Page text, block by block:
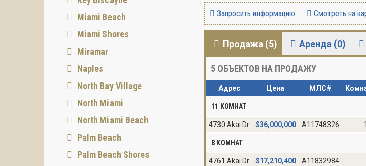
Запросить информацию Смотреть на
Продажа (5) Аренда (0)
5 ОБЪЕКТОВ НА ПРОДАЖУ
Адрес Цена МЛС#
11 КОМНАТ
4730 Akai Dr $36,000,000 A11748326
8 КОМНАТ
4761 Akai Dr $17,210,400 A11832984
Miami Beach
Miami Shores
Miramar
Naples
North Bay Village
North Miami
North Miami Beach
Palm Beach
Palm Beach Shores